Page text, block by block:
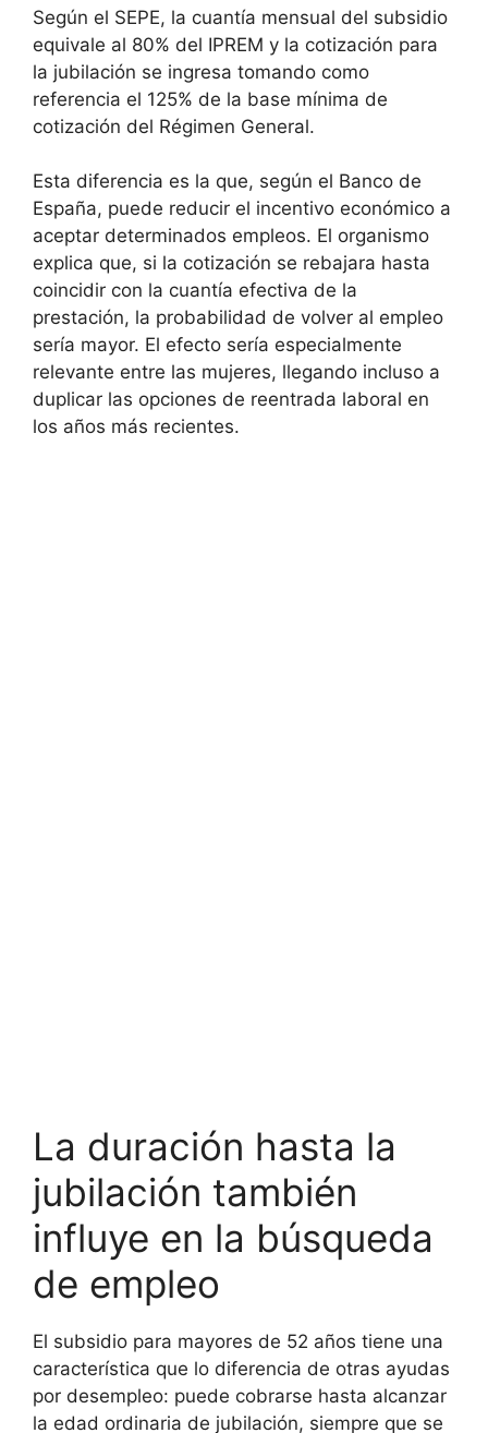
Según el SEPE, la cuantía mensual del subsidio
equivale al 80% del IPREM y la cotización para
la jubilación se ingresa tomando como
referencia el 125% de la base mínima de
cotización del Régimen General.
Esta diferencia es la que, según el Banco de
España, puede reducir el incentivo económico a
aceptar determinados empleos. El organismo
explica que, si la cotización se rebajara hasta
coincidir con la cuantía efectiva de la
prestación, la probabilidad de volver al empleo
sería mayor. El efecto sería especialmente
relevante entre las mujeres, llegando incluso a
duplicar las opciones de reentrada laboral en
los años más recientes.
La duración hasta la
jubilación también
influye en la búsqueda
de empleo
El subsidio para mayores de 52 años tiene una
característica que lo diferencia de otras ayudas
por desempleo: puede cobrarse hasta alcanzar
la edad ordinaria de jubilación, siempre que se